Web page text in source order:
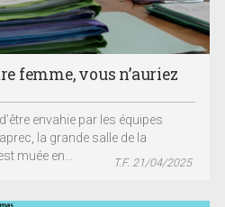
femme, vous n’auriez
envahie par les équipes
la grande salle de la
muée en...
T.F. 21/04/2025